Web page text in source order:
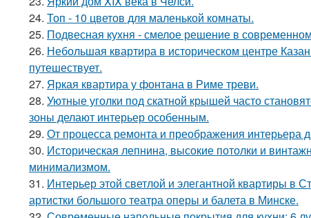
24. Топ - 10 цветов для маленькой комнаты.
25. Подвесная кухня - смелое решение в
26. Небольшая квартира в историческом центре
путешествует.
27. Яркая квартира у фонтана в Риме треви.
28. Уютные уголки под скатной крышей часто
зоны делают интерьер особенным.
29. От процесса ремонта и преображения интерьера
30. Историческая лепнина, высокие потолки и
минимализмом.
31. Интерьер этой светлой и элегантной квартиры в
артистки большого театра оперы и балета в Минске.